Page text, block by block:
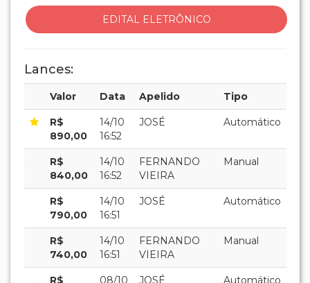
EDITAL ELETRÔNICO
Lances:
Valor Data Apelido Tipo
R$
890,00
14/10
16:52
JOSÉ Automático
R$
840,00
14/10
16:52
FERNANDO
VIEIRA
Manual
R$
790,00
14/10
16:51
JOSÉ Automático
R$
740,00
14/10
16:51
FERNANDO
VIEIRA
Manual
R$
08/10
JOSÉ Automático